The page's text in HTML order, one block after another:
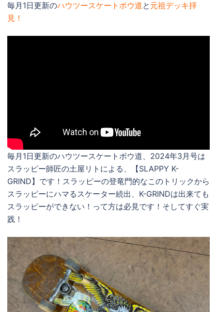
毎月1日更新のハウツースケートボウ道と 元祖デッキ拝
見！
毎月1日更新のハウツースケートボウ道、2024年3月号は
スラッピー師匠の土屋リトによる、【SLAPPY K-
GRIND】です！スラッピーの登竜門的なこのトリックから
スラッピーにハマるスケーター続出、K-GRINDは出来ても
スラッピーができない！って方は必見です！そしてすぐ実
践！